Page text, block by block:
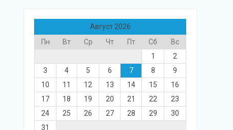
Август 2026
Пн
Вт Ср Чт Пт Сб
Вс
1
2
3
4 5 6 7 8
9
10
11 12 13 14 15
16
17
18 19 20 21 22
23
24
25 26 27 28 29
30
31